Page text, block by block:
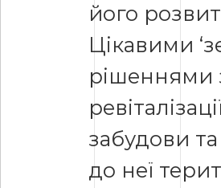
його
Цікавими
рішеннями
забудови
до неї